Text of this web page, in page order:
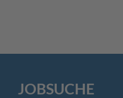
JOBSUCHE